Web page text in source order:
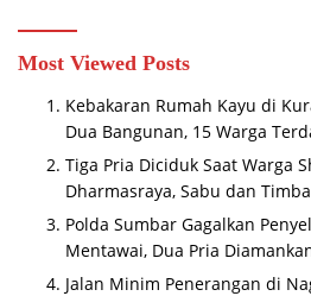
Most Viewed Posts
Kebakaran Rumah Kayu di
Dua Bangunan, 15 Warga
Tiga Pria Diciduk Saat Warga
Dharmasraya, Sabu dan
Polda Sumbar Gagalkan
Mentawai, Dua Pria
Jalan Minim Penerangan di